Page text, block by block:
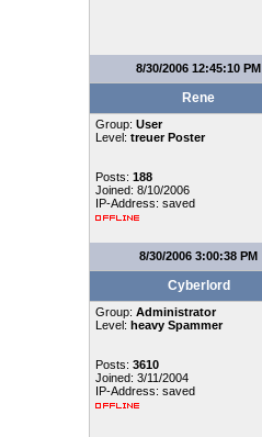
8/30/2006 12:45:10 PM
Rene
Group: User
Level: treuer Poster
Posts: 188
Joined: 8/10/2006
IP-Address: saved
8/30/2006 3:00:38 PM
Cyberlord
Group: Administrator
Level: heavy Spammer
Posts: 3610
Joined: 3/11/2004
IP-Address: saved